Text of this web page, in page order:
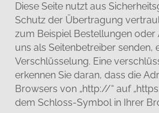
Diese Seite nutzt aus
Schutz der Übertragung
zum Beispiel Bestellungen oder
uns als Seitenbetreiber senden,
Verschlüsselung. Eine
erkennen Sie daran, dass die
Browsers von „http://“ auf
dem Schloss-Symbol in Ihrer